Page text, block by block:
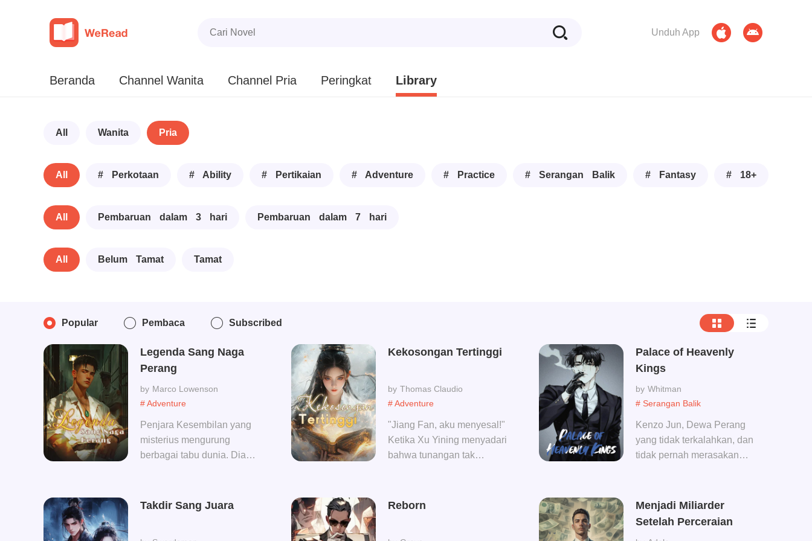
Unduh App
Beranda Channel Wanita Channel Pria Peringkat Library
All Wanita Pria
All # Perkotaan # Ability # Pertikaian # Adventure # Practice # Serangan Balik # Fantasy # 18+
All Pembaruan dalam 3 hari Pembaruan dalam 7 hari
All Belum Tamat Tamat
Popular Pembaca Subscribed
# Adventure
Legenda Sang Naga
Perang
Marco Lowenson
Penjara Kesembilan yang
misterius mengurung
berbagai tabu dunia. Dia
dan pengaruhnya tiada
# Adventure
Kekosongan Tertinggi
Thomas Claudio
"Jiang Fan, aku menyesal!"
Ketika Xu Yining menyadari
bahwa tunangan tak
telah menjadikan saudara
# Serangan Balik
Palace of Heavenly
Kings
Whitman
Kenzo Jun, Dewa Perang
yang tidak terkalahkan, dan
tidak pernah merasakan
penjahatnya. Pelanggaran
pertama：sebagai seorang
Takdir Sang Juara Reborn
Menjadi Miliarder
Setelah Perceraian